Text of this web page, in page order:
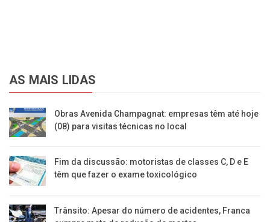
AS MAIS LIDAS
Obras Avenida Champagnat: empresas têm até hoje
(08) para visitas técnicas no local
Fim da discussão: motoristas de classes C, D e E
têm que fazer o exame toxicológico
Trânsito: Apesar do número de acidentes, Franca